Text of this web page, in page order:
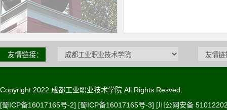
友情链接：
Copyright 2022 成都工业职业技术学院 All Rights Resved.
[蜀ICP备16017165号-2] [蜀ICP备16017165号-3] [川公网安备